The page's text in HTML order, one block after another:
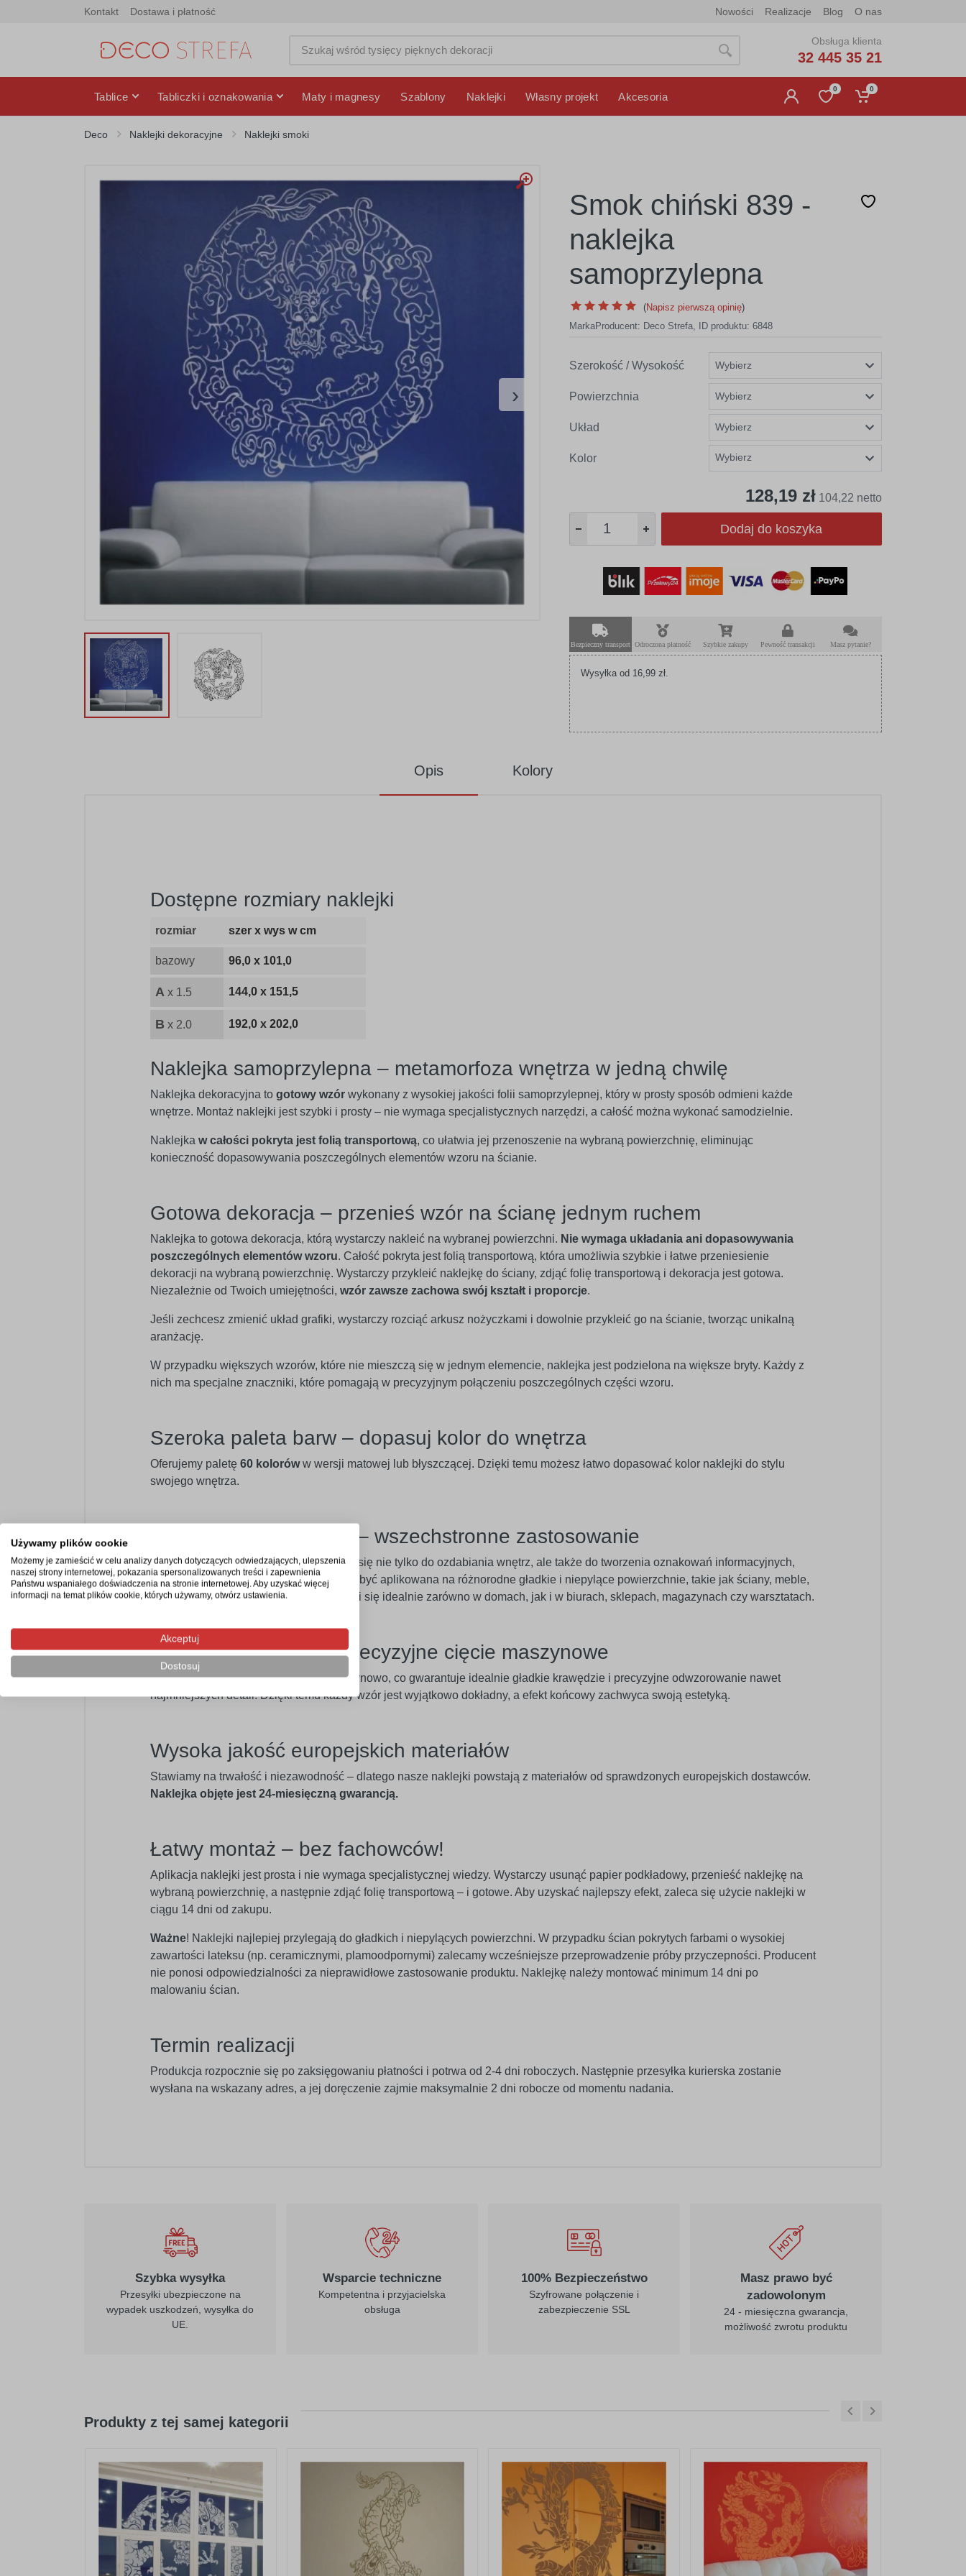
Kontakt Dostawa i płatność Nowości Realizacje Blog O nas
Obsługa klienta
32 445 35 21
Tablice Tabliczki i oznakowania Maty i magnesy Szablony Naklejki Własny projekt Akcesoria
0 0
Deco Naklejki dekoracyjne Naklejki smoki
›
Smok chiński 839 -
naklejka
samoprzylepna
(Napisz pierwszą opinię)
MarkaProducent: Deco Strefa, ID produktu: 6848
Szerokość / Wysokość
Powierzchnia
Układ
Kolor Wybierz
128,19 zł 104,22 netto
Dodaj do koszyka
Bezpieczny transport Odroczona płatność Szybkie zakupy Pewność transakcji Masz pytanie?
Wysyłka od 16,99 zł.
Opis Kolory
Dostępne rozmiary naklejki
rozmiar szer x wys w cm
bazowy 96,0 x 101,0
A x 1.5 144,0 x 151,5
B x 2.0 192,0 x 202,0
Naklejka samoprzylepna – metamorfoza wnętrza w jedną chwilę
Naklejka dekoracyjna to gotowy wzór wykonany z wysokiej jakości folii samoprzylepnej, który w prosty sposób odmieni każde
wnętrze. Montaż naklejki jest szybki i prosty – nie wymaga specjalistycznych narzędzi, a całość można wykonać samodzielnie.
Naklejka w całości pokryta jest folią transportową, co ułatwia jej przenoszenie na wybraną powierzchnię, eliminując
konieczność dopasowywania poszczególnych elementów wzoru na ścianie.
Gotowa dekoracja – przenieś wzór na ścianę jednym ruchem
Naklejka to gotowa dekoracja, którą wystarczy nakleić na wybranej powierzchni. Nie wymaga układania ani dopasowywania
poszczególnych elementów wzoru. Całość pokryta jest folią transportową, która umożliwia szybkie i łatwe przeniesienie
dekoracji na wybraną powierzchnię. Wystarczy przykleić naklejkę do ściany, zdjąć folię transportową i dekoracja jest gotowa.
Niezależnie od Twoich umiejętności, wzór zawsze zachowa swój kształt i proporcje.
Jeśli zechcesz zmienić układ grafiki, wystarczy rozciąć arkusz nożyczkami i dowolnie przykleić go na ścianie, tworząc unikalną
aranżację.
W przypadku większych wzorów, które nie mieszczą się w jednym elemencie, naklejka jest podzielona na większe bryty. Każdy z
nich ma specjalne znaczniki, które pomagają w precyzyjnym połączeniu poszczególnych części wzoru.
Szeroka paleta barw – dopasuj kolor do wnętrza
Oferujemy paletę 60 koloróww wersji matowej lub błyszczącej. Dzięki temu możesz łatwo dopasować kolor naklejki do stylu
swojego wnętrza.
Profesjonalny materiał – wszechstronne zastosowanie
Naklejka dekoracyjna doskonale nadaje się nie tylko do ozdabiania wnętrz, ale także do tworzenia oznakowań informacyjnych,
instruktażowych czy reklamowych. Może być aplikowana na różnorodne gładkie i niepylące powierzchnie, takie jak ściany, meble,
drzwi, szkło, metal czy pudełka. Sprawdzi się idealnie zarówno w domach, jak i w biurach, sklepach, magazynach czy warsztatach.
Perfekcyjne detale – precyzyjne cięcie maszynowe
Naklejki dekoracyjne wycinane są maszynowo, co gwarantuje idealnie gładkie krawędzie i precyzyjne odwzorowanie nawet
najmniejszych detali. Dzięki temu każdy wzór jest wyjątkowo dokładny, a efekt końcowy zachwyca swoją estetyką.
Wysoka jakość europejskich materiałów
Stawiamy na trwałość i niezawodność – dlatego nasze naklejki powstają z materiałów od sprawdzonych europejskich dostawców.
Naklejka objęte jest 24-miesięczną gwarancją.
Łatwy montaż – bez fachowców!
Aplikacja naklejki jest prosta i nie wymaga specjalistycznej wiedzy. Wystarczy usunąć papier podkładowy, przenieść naklejkę na
wybraną powierzchnię, a następnie zdjąć folię transportową – i gotowe. Aby uzyskać najlepszy efekt, zaleca się użycie naklejki w
ciągu 14 dni od zakupu.
Ważne! Naklejki najlepiej przylegają do gładkich i niepylących powierzchni. W przypadku ścian pokrytych farbami o wysokiej
zawartości lateksu (np. ceramicznymi, plamoodpornymi) zalecamy wcześniejsze przeprowadzenie próby przyczepności. Producent
nie ponosi odpowiedzialności za nieprawidłowe zastosowanie produktu. Naklejkę należy montować minimum 14 dni po
malowaniu ścian.
Termin realizacji
Produkcja rozpocznie się po zaksięgowaniu płatności i potrwa od 2-4 dni roboczych. Następnie przesyłka kurierska zostanie
wysłana na wskazany adres, a jej doręczenie zajmie maksymalnie 2 dni robocze od momentu nadania.
żółty
jasny żółty
kremowy
cytrynowy
032
jasny czerwony
034
pomarańczowy
035
jasny
pomarańczowy
036
pastelowy-
pomarańczowy
Szybka wysyłka
Przesyłki ubezpieczone na
wypadek uszkodzeń, wysyłka do
UE.
Wsparcie techniczne
Kompetentna i przyjacielska
obsługa
100% Bezpieczeństwo
Szyfrowane połączenie i
zabezpieczenie SSL
Masz prawo być
zadowolonym
24 - miesięczna gwarancja,
możliwość zwrotu produktu
Produkty z tej samej kategorii
Używamy plików cookie
Możemy je zamieścić w celu analizy danych dotyczących odwiedzających, ulepszenia
naszej strony internetowej, pokazania spersonalizowanych treści i zapewnienia
Państwu wspaniałego doświadczenia na stronie internetowej. Aby uzyskać więcej
informacji na temat plików cookie, których używamy, otwórz ustawienia.
Akceptuj
Dostosuj